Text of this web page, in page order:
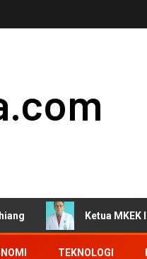
Ketua MKEK IDI
TEKNOLOGI